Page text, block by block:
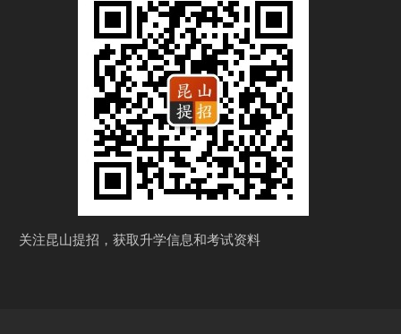
关注昆山提招，获取升学信息和考试资料